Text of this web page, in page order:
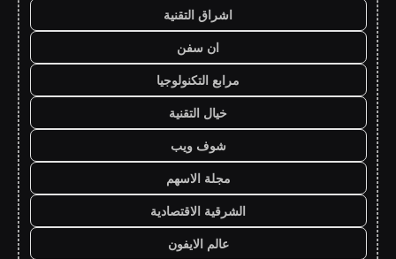
اشراق التقنية
ان سفن
مرابع التكنولوجيا
خيال التقنية
شوف ويب
مجلة الاسهم
الشرقية الاقتصادية
عالم الايفون